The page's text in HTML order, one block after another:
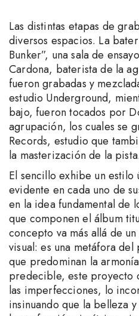
Las distintas etapas de
diversos espacios. La
Bunker”, una sala de
Cardona, baterista de la
fueron grabadas y
estudio Underground,
bajo, fueron tocados por
agrupación, los cuales se
Records, estudio que
la masterización de la pista.
El sencillo exhibe un estilo
evidente en cada uno de
en la idea fundamental de
que componen el álbum
concepto va más allá de
visual: es una metáfora
que predominan la
predecible, este proyecto
las imperfecciones, lo
insinuando que la belleza